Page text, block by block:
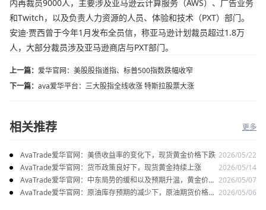
内再裁员9000人，主要涉及亚马逊云计算服务（AWS）、广告业务
和Twitch，以及负责人力资源的人员、体验和技术（PXT）部门。
安迪·贾西曾于今年1月发布全员信，称亚马逊计划裁员超过1.8万
人，大部分裁员涉及亚马逊商店与PXT部门。
上一篇： 爱华官网：美股股指道指、标普500指数跌幅收窄
下一篇： ava爱华平台：三大股指全线收涨 特斯拉股票大涨
相关推荐 更多
AvaTrade爱华官网：美债收益率的变化下，现货黄金价格下跌 2026/05/22
AvaTrade爱华官网：货币政策良好下，现货黄金持续上涨
2026/05/14
AvaTrade爱华官网：中东局势的缓和以及预期升温，黄金价格
上涨
2026/05/07
AvaTrade爱华官网：原油库存预期的减少下，原油期货价格下 2026/05/06